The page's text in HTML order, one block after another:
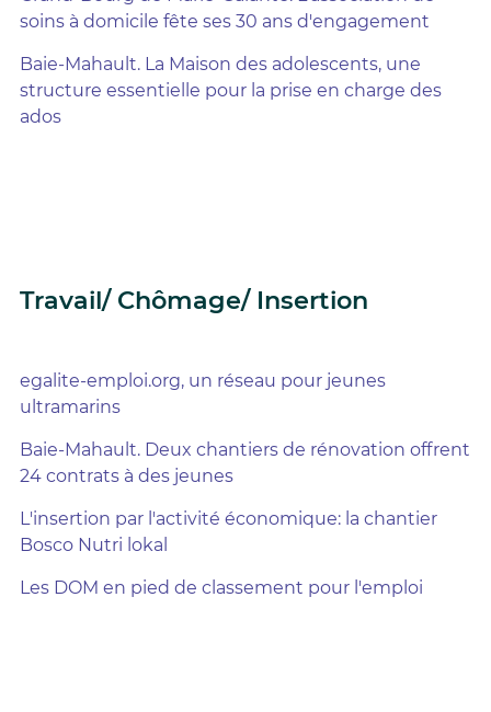
soins à domicile fête ses 30 ans d'engagement
Baie-Mahault. La Maison des adolescents, une
structure essentielle pour la prise en charge des
ados
Travail/ Chômage/ Insertion
egalite-emploi.org, un réseau pour jeunes
ultramarins
Baie-Mahault. Deux chantiers de rénovation offrent
24 contrats à des jeunes
L'insertion par l'activité économique: la chantier
Bosco Nutri lokal
Les DOM en pied de classement pour l'emploi